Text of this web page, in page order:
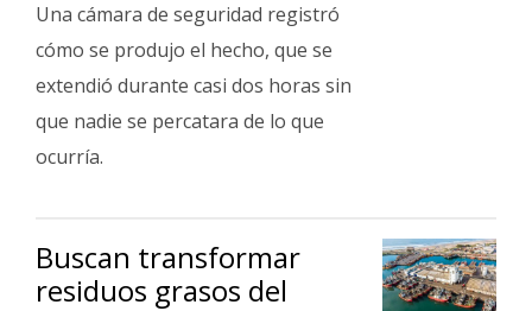
Una cámara de seguridad registró
cómo se produjo el hecho, que se
extendió durante casi dos horas sin
que nadie se percatara de lo que
ocurría.
Buscan transformar
residuos grasos del